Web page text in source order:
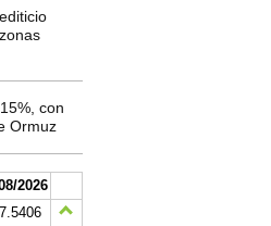
con
Ormuz
2026